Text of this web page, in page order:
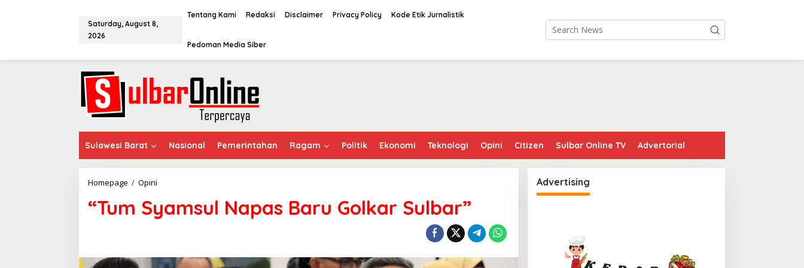
o
Saturday, August 8,
2026
Tentang Kami Redaksi Disclaimer Privacy Policy Kode Etik Jurnalistik
Pedoman Media Siber
Sulawesi Barat Nasional Pemerintahan Ragam Politik Ekonomi Teknologi Opini Citizen Sulbar Online TV Advertorial
Homepage / Opini
u
m
m
“Tum Syamsul Napas Baru Golkar Sulbar”
Advertising